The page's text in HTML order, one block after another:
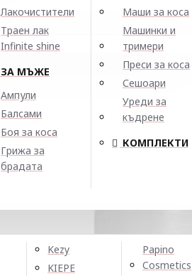
Лакочистители
Траен лак
Infinite shine
ЗА МЪЖЕ
Ампули
Балсами
Боя за коса
Грижа за
брадата
Маши за коса
Машинки и
тримери
Преси за коса
Сешоари
Уреди за
къдрене
КОМПЛЕКТИ
Kezy
KIEPE
Papino
Cosmetics